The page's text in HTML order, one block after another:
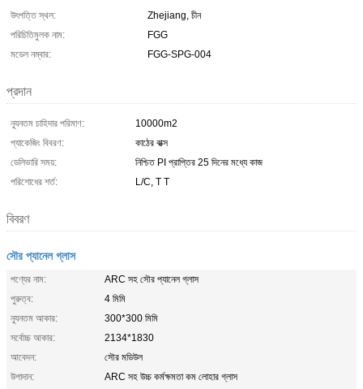
উৎপত্তি স্থল:
Zhejiang, চীন
পরিচিতিমুলক নাম:
FGG
মডেল নম্বার:
FGG-SPG-004
প্রদান
ন্যূনতম চাহিদার পরিমাণ:
10000m2
প্যাকেজিং বিবরণ:
কাঠের বাক্স
ডেলিভারি সময়:
নিশ্চিত PI প্রাপ্তির 25 দিনের মধ্যে কাজ
পরিশোধের শর্ত:
L/C, T T
বিবরণ
সৌর প্যানেল গ্লাস
পণ্যের নাম:
ARC সহ সৌর প্যানেল গ্লাস
পুরুত্ব:
4 মিমি
ন্যূনতম আকার:
300*300 মিমি
সর্বোচ্চ আকার:
2134*1830
আবেদন:
সৌর মডিউল
উপাদান:
ARC সহ উচ্চ কর্মক্ষমতা কম লোহার গ্লাস